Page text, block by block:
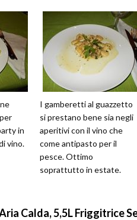
in
vino.
I gamberetti al guazzetto
si prestano bene sia negli
aperitivi con il vino che
come antipasto per il
pesce. Ottimo
soprattutto in estate.
Calda, 5,5L Friggitrice